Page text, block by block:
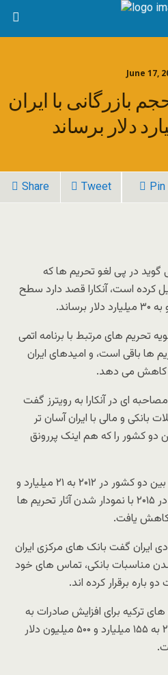
June 17,
بازرگانی با ایران
Share Tweet Pin
گوید در پی لغو تحریم ها که
کرده است، آنکارا قصد دارد سطح
تحریم های مرتبط با برنامه اتمی
ها باقی است، و امیدهای ایران
را کاهش می دهد.
ای در آنکارا به رویترز گفت
و مالی با ایران آسان تر
دو کشور را که هم اینک پررونق
او گفت حجم معاملات تجاری بین دو کشور در ۲۰۱۲ به ۲۱ میلیارد و
۹۰۰ میلیون دلار رسید، سپس در ۲۰۱۵ با نمودار شدن آثار تحریم ها
ایران گفت بانک های مرکزی ایران
مناسبات بانکی، تماس های خود
باره برقرار کرده اند.
برای افزایش صادرات به
ایران از ۱۴۴ میلیارد دلار در ۲۰۱۴ به ۱۵۵ میلیارد و ۵۰۰ میلیون دلار